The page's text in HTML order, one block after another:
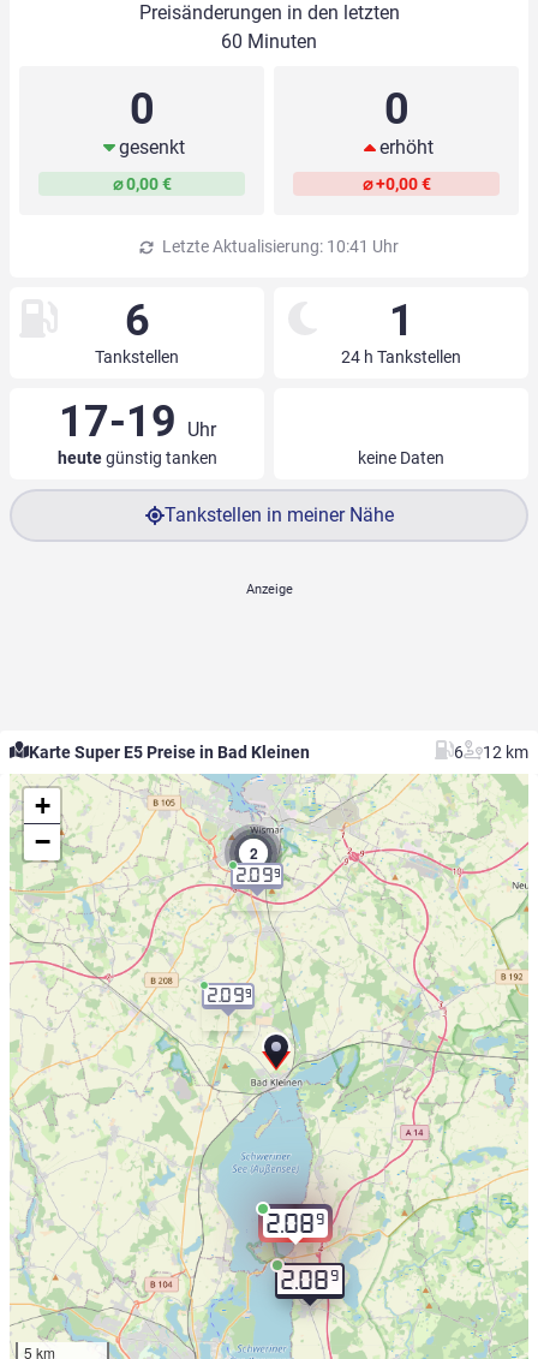
Preisänderungen in den letzten
60 Minuten
0
gesenkt
⌀ 0,00 €
0
erhöht
⌀ +0,00 €
Letzte Aktualisierung: 10:41 Uhr
6
Tankstellen
1
24 h Tankstellen
17-19 Uhr
heutegünstig tanken keine Daten
Tankstellen in meiner Nähe
Karte Super E5 Preise in Bad Kleinen 6 12 km
2.089
2.089
2.099
2.099
2
+
−
5 km